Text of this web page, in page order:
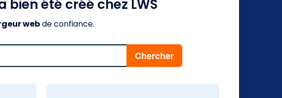
bien été créé chez LWS
webde confiance.